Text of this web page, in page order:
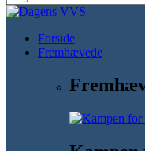
Forside
Fremhævede